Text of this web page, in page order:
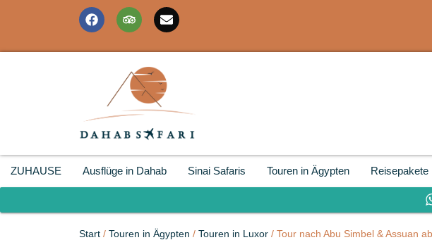
ZUHAUSE Ausflüge in Dahab Sinai Safaris Touren in Ägypten Reisepakete
Start / Touren in Ägypten / Touren in Luxor / Tour nach Abu Simbel & Assuan